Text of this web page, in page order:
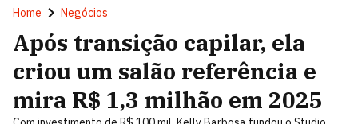
Home Negócios
Após transição capilar, ela
criou um salão referência e
mira R$ 1,3 milhão em 2025